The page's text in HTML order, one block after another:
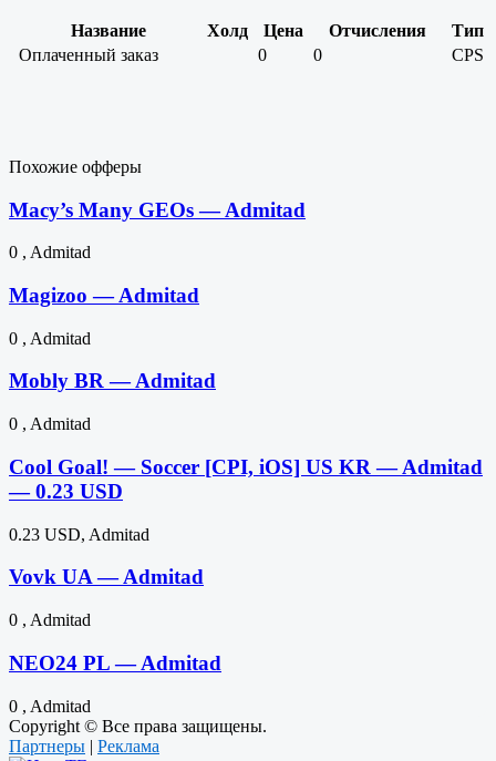
Название Холд Цена Отчисления
Тип
Оплаченный заказ
0 0 CPS
Похожие офферы
Macy’s Many GEOs — Admitad
0 , Admitad
Magizoo — Admitad
0 , Admitad
Mobly BR — Admitad
0 , Admitad
Cool Goal! — Soccer [CPI, iOS] US KR — Admitad
— 0.23 USD
0.23 USD, Admitad
Vovk UA — Admitad
0 , Admitad
NEO24 PL — Admitad
0 , Admitad
Copyright © Все права защищены.
Партнеры | Реклама